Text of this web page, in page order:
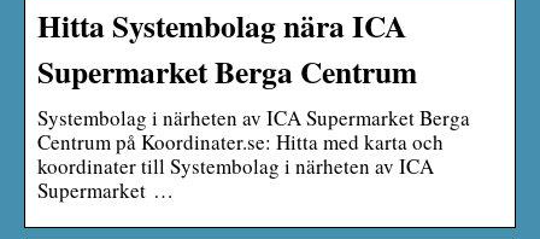
Hitta Systembolag nära ICA
Supermarket Berga Centrum
Systembolag i närheten av ICA Supermarket Berga
Centrum på Koordinater.se: Hitta med karta och
koordinater till Systembolag i närheten av ICA
Supermarket …